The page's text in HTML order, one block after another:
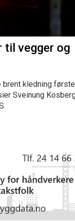
til vegger og
brent kledning første
Sveinung